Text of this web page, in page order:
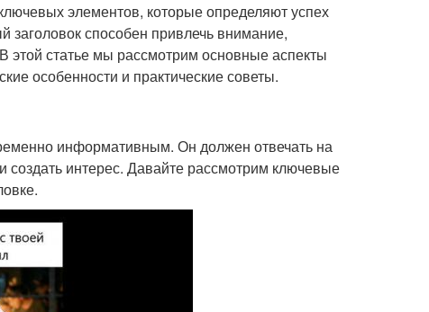
элементов, которые определяют успех
заголовок способен привлечь внимание,
этой статье мы рассмотрим основные аспекты
особенности и практические советы.
информативным. Он должен отвечать на
интерес. Давайте рассмотрим ключевые